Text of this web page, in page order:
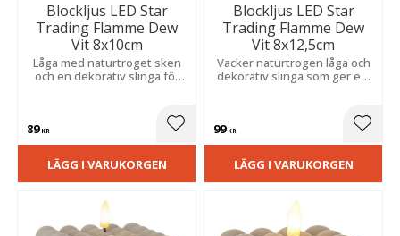
Blockljus LED Star
Trading Flamme Dew
Vit 8x10cm
Låga med naturtroget sken
och en dekorativ slinga för
89KR Lägg till i favoriter
LÄGG I VARUKORGEN
Blockljus LED Star
Trading Flamme Dew
Vit 8x12,5cm
Vacker naturtrogen låga och
dekorativ slinga som ger ett
99KR
LÄGG I VARUKORGEN